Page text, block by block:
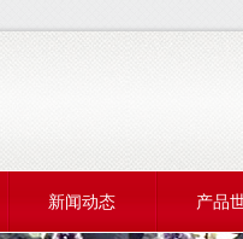
新闻动态 产品